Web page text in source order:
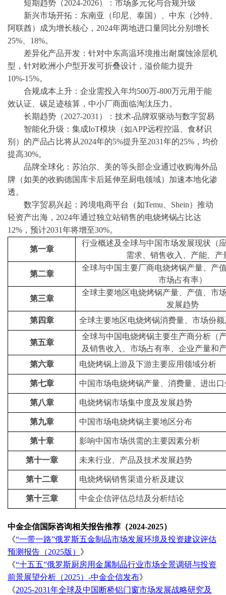
短期趋势（2024-2026）：市场多元化与合规升级
新兴市场开拓：东南亚（印尼、泰国）、中东（沙特、
阿联酋）成为增长核心， 2024年两地进口量同比分别增长
25%、18%。
差异化产品开发：针对中东高温环境推出耐腐蚀涂层机
型，针对欧洲小户型开发可折叠设计，溢价能力提升
10%-15%。
合规成本上升：企业需投入年均500万-800万元用于能
效认证、碳足迹核算，中小厂商面临淘汰压力。
长期趋势（2027-2031）：技术-品牌双驱动与数字贸易
智能化升级：集成IoT模块（如APP远程控温、食材识
别）的产品占比将从2024年的5%提升至2031年的25%，均价
提高30%。
品牌全球化：苏泊尔、美的等头部企业通过收购海外品
牌（如美的收购德国库卡后延伸至厨电领域）加速本地化渗
透。
数字贸易兴起：跨境电商平台（如Temu、Shein）推动
轻资产出海，2024年通过独立站销售的电烧烤锅占比达
12%，预计2031年将增至30%。
第一章
行业概述及全球与中国市场发展现状 （
需求、销售收入、产能、产
第二章
全球与中国主要厂商电烧烤锅产量、产
市场占有率）
第三章
全球主要地区电烧烤锅产量、产值、市
发展趋势
第四章
全球主要地区电烧烤锅消费量、市场份
第五章
全球与中国 电烧烤锅主要生产商分析（
及销售收入、市场占有率、企业产量和
第六章
电烧烤锅上游及下游主要应用领域分析
第七章 中国市场电烧烤锅产量、消费量、进出
第八章 电烧烤锅市场集中度及发展趋势
第九章 中国市场电烧烤锅主要地区分布
第十章 影响中国市场供需的主要因素分析
第十一章 未来行业、产品及技术发展趋势
第十二章 电烧烤锅销售渠道分析及建议
第十三章 中金企信评估总结及分析结论
中金企信国际咨询相关报告推荐（2024-2025）
《“一带一路”俄罗斯五金制品市场发展环境及投资建议评估
预测报告（2025版） 》
《“十五五”俄罗斯厨房用金属制品行业市场全景调研与投资
前景展望分析（2025）-中金企信发布》
《2025-2031年全球及中国断桥铝门窗市场发展战略研究及